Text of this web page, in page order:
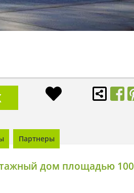
Партнеры
дом площадью 100